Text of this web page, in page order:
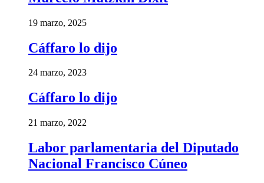
19 marzo, 2025
Cáffaro lo dijo
24 marzo, 2023
Cáffaro lo dijo
21 marzo, 2022
Labor parlamentaria del Diputado
Nacional Francisco Cúneo